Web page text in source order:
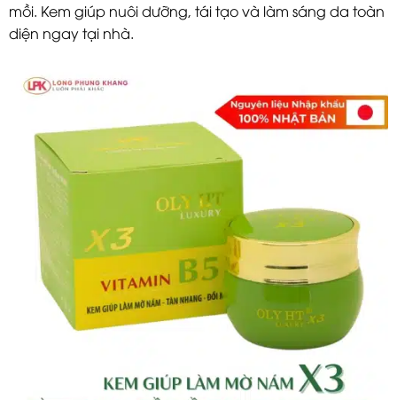
mồi. Kem giúp nuôi dưỡng, tái tạo và làm sáng da toàn
diện ngay tại nhà.